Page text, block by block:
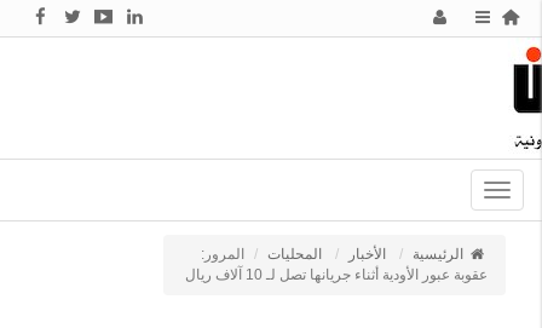
Toggle
navigation
الرئيسية الأخبار المحليات
المرور:
عقوبة عبور الأودية أثناء جريانها تصل لـ 10 آلاف ريال